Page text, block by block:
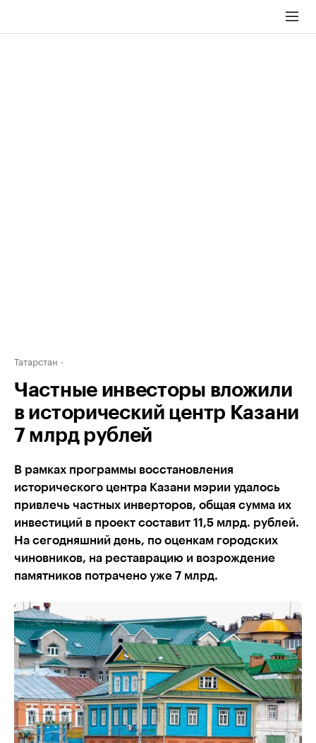
Татарстан
Частные инвесторы вложили
в исторический центр Казани
7 млрд рублей
В рамках программы восстановления
исторического центра Казани мэрии удалось
привлечь частных инверторов, общая сумма их
инвестиций в проект составит 11,5 млрд. рублей.
На сегодняшний день, по оценкам городских
чиновников, на реставрацию и возрождение
памятников потрачено уже 7 млрд.